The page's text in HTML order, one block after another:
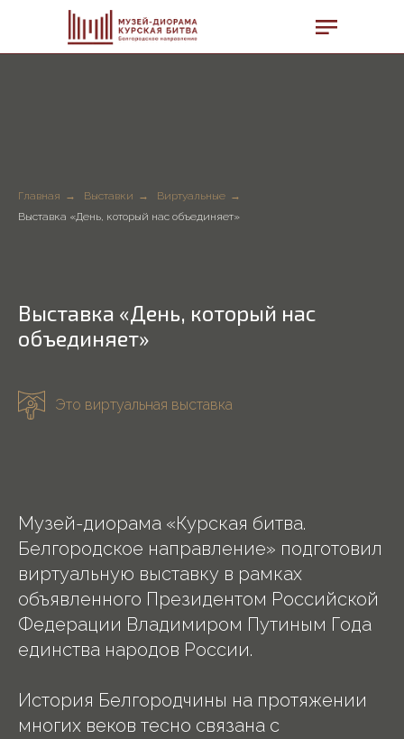
Главная → Выставки → Виртуальные →
Выставка «День, который нас объединяет»
Выставка «День, который нас
объединяет»
Это виртуальная выставка
Музей-диорама «Курская битва.
Белгородское направление» подготовил
виртуальную выставку в рамках
объявленного Президентом Российской
Федерации Владимиром Путиным Года
единства народов России.
История Белгородчины на протяжении
многих веков тесно связана с